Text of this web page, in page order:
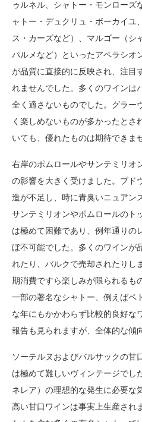
ゥルネル、シャトー・モンローズ
ャトー・デュクリュ・ボーカイユ
ス・カーズなど）、マルゴー（シ
パルメなど）といったアペラシオ
が品質に直接的に反映され、注目
れませんでした。多くのワインは
全く適さないものでした。グラー
く楽しめないものが多かったとさ
いても、優れたものは期待できま
右岸のポムロールやサンテミリオ
の影響を大きく受けました。ブド
造が不足し、時に青臭いニュアン
サンテミリオンやポムロールのト
は極めて困難であり、例年通りの
ぼ不可能でした。多くのワインが
れたり、バルクで売却されたりし
期消費ですら楽しみが限られるも
一部の著名なシャトー、例えばペ
な年にもかかわらず比較的良好な
報告も見られますが、全体的な傾
ソーテルヌおよびバルサックの甘
は極めて難しいヴィンテージでし
ネレア）の理想的な発生に必要な
高い甘口ワインは事実上生産され